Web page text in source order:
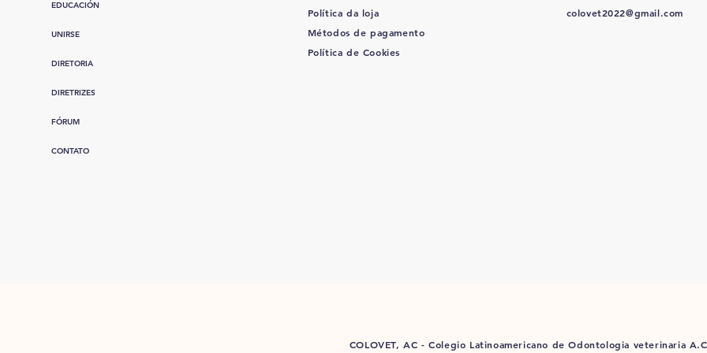
EDUCACIÓN
UNIRSE
DIRETORIA
DIRETRIZES
FÓRUM
CONTATO
Política da loja
Métodos de pagamento
Política de Cookies
colovet2022@gmail.com
COLOVET, AC -Colegio Latinoamericano de Odontologia veterinaria